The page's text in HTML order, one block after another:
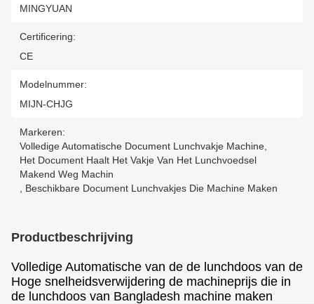
MINGYUAN
Certificering:
CE
Modelnummer:
MIJN-CHJG
Markeren:
Volledige Automatische Document Lunchvakje Machine
Het Document Haalt Het Vakje Van Het Lunchvoedsel
Makend Weg Machin
Beschikbare Document Lunchvakjes Die Machine Maken
Productbeschrijving
Volledige Automatische van de de lunchdoos van de
Hoge snelheidsverwijdering de machineprijs die in
de lunchdoos van Bangladesh machine maken